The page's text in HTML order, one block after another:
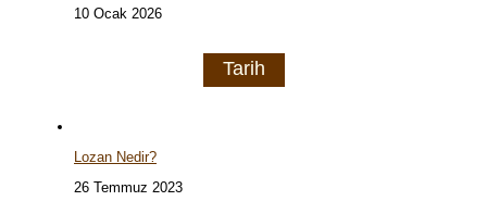
10 Ocak 2026
Tarih
Lozan Nedir?
26 Temmuz 2023